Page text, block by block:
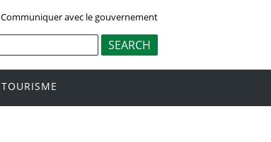
Communiquer avec le gouvernement
TOURISME